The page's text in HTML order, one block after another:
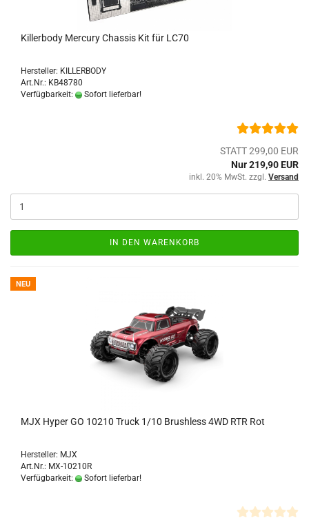
Killerbody Mercury Chassis Kit für LC70
Hersteller: KILLERBODY
Art.Nr.: KB48780
Verfügbarkeit:
Sofort lieferbar!
STATT 299,00 EUR
Nur 219,90 EUR
inkl. 20% MwSt. zzgl. Versand
IN DEN WARENKORB
NEU
MJX Hyper GO 10210 Truck 1/10 Brushless 4WD RTR Rot
Hersteller: MJX
Art.Nr.: MX-10210R
Verfügbarkeit:
Sofort lieferbar!